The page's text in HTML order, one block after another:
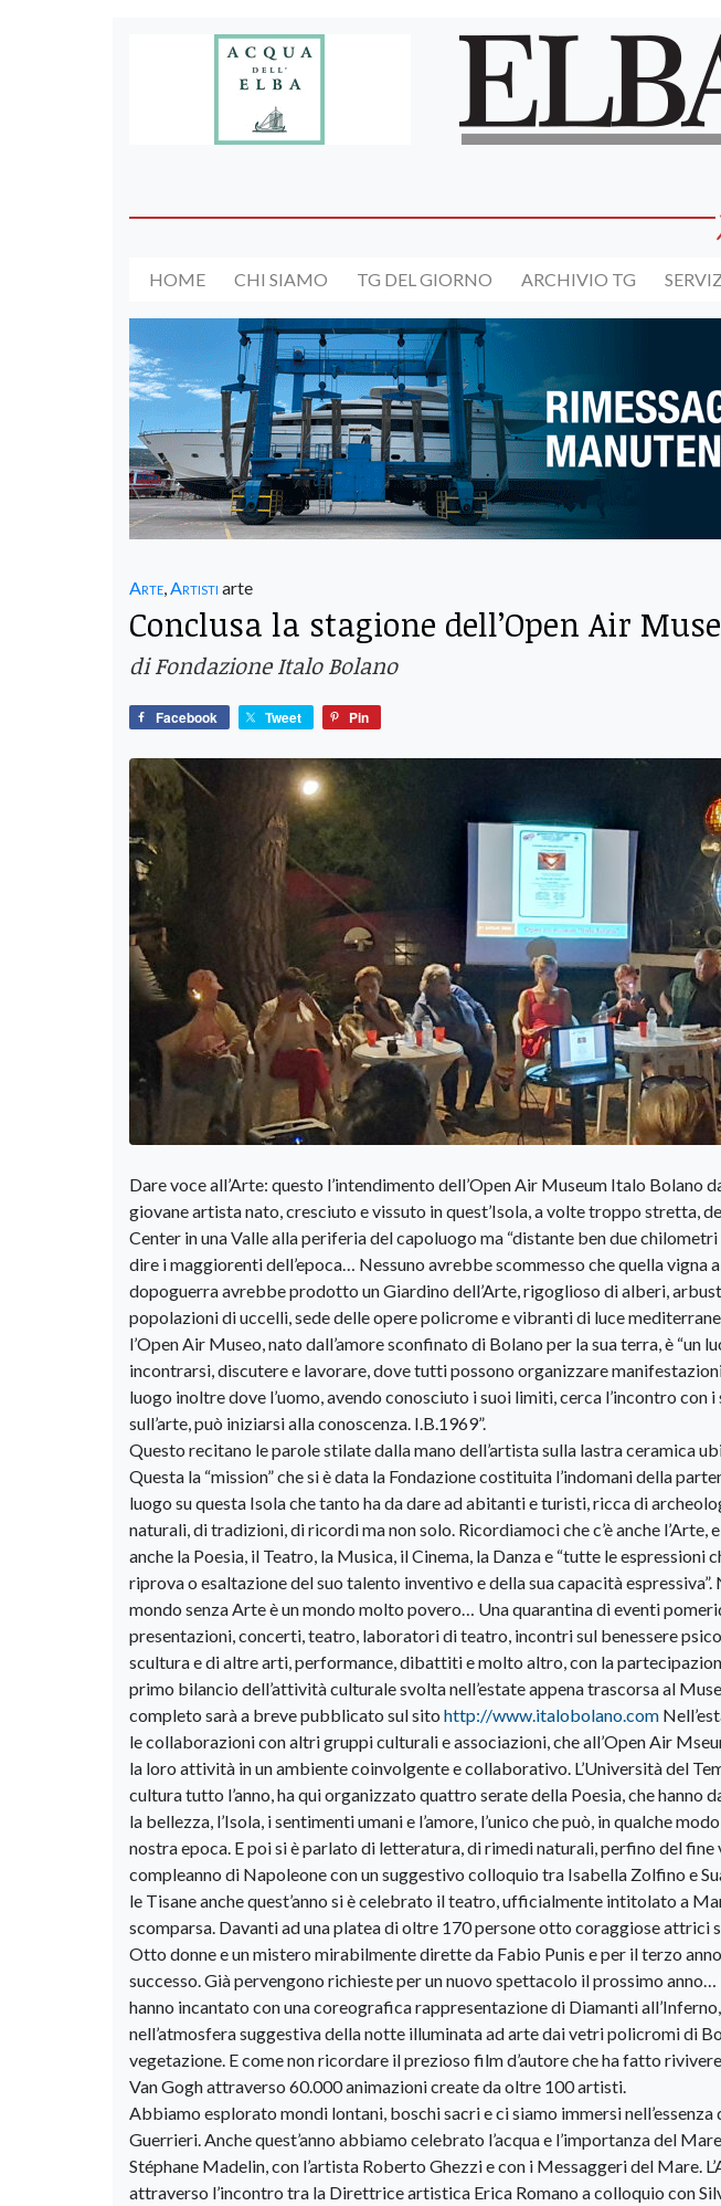
HOME CHI SIAMO TG DEL GIORNO ARCHIVIO TG
Arte Artisti arte
Conclusa la stagione dell’Open Air
di Fondazione Italo Bolano
Facebook Tweet Pin
Dare voce all’Arte: questo l’intendimento dell’Open Air Museum Italo Bolano
giovane artista nato, cresciuto e vissuto in quest’Isola, a volte troppo stretta,
Center in una Valle alla periferia del capoluogo ma “distante ben due
dire i maggiorenti dell’epoca… Nessuno avrebbe scommesso che quella vigna
dopoguerra avrebbe prodotto un Giardino dell’Arte, rigoglioso di alberi,
popolazioni di uccelli, sede delle opere policrome e vibranti di luce
l’Open Air Museo, nato dall’amore sconfinato di Bolano per la sua terra, è “un
incontrarsi, discutere e lavorare, dove tutti possono organizzare
luogo inoltre dove l’uomo, avendo conosciuto i suoi limiti, cerca l’incontro con
sull’arte, può iniziarsi alla conoscenza. I.B.1969”.
Questo recitano le parole stilate dalla mano dell’artista sulla lastra ceramica
Questa la “mission” che si è data la Fondazione costituita l’indomani della
luogo su questa Isola che tanto ha da dare ad abitanti e turisti, ricca di
naturali, di tradizioni, di ricordi ma non solo. Ricordiamoci che c’è anche l’Arte,
anche la Poesia, il Teatro, la Musica, il Cinema, la Danza e “tutte le
riprova o esaltazione del suo talento inventivo e della sua capacità
mondo senza Arte è un mondo molto povero… Una quarantina di eventi
presentazioni, concerti, teatro, laboratori di teatro, incontri sul benessere
scultura e di altre arti, performance, dibattiti e molto altro, con la
primo bilancio dell’attività culturale svolta nell’estate appena trascorsa al
completo sarà a breve pubblicato sul sito http://www.italobolano.com
le collaborazioni con altri gruppi culturali e associazioni, che all’Open Air
la loro attività in un ambiente coinvolgente e collaborativo. L’Università del
cultura tutto l’anno, ha qui organizzato quattro serate della Poesia, che hanno
la bellezza, l’Isola, i sentimenti umani e l’amore, l’unico che può, in qualche
nostra epoca. E poi si è parlato di letteratura, di rimedi naturali, perfino del
compleanno di Napoleone con un suggestivo colloquio tra Isabella Zolfino e
le Tisane anche quest’anno si è celebrato il teatro, ufficialmente intitolato a
scomparsa. Davanti ad una platea di oltre 170 persone otto coraggiose attrici
Otto donne e un mistero mirabilmente dirette da Fabio Punis e per il terzo
successo. Già pervengono richieste per un nuovo spettacolo il prossimo
hanno incantato con una coreografica rappresentazione di Diamanti
nell’atmosfera suggestiva della notte illuminata ad arte dai vetri policromi di
vegetazione. E come non ricordare il prezioso film d’autore che ha fatto
Van Gogh attraverso 60.000 animazioni create da oltre 100 artisti.
Abbiamo esplorato mondi lontani, boschi sacri e ci siamo immersi
Guerrieri. Anche quest’anno abbiamo celebrato l’acqua e l’importanza del
Stéphane Madelin, con l’artista Roberto Ghezzi e con i Messaggeri del Mare.
attraverso l’incontro tra la Direttrice artistica Erica Romano a colloquio con